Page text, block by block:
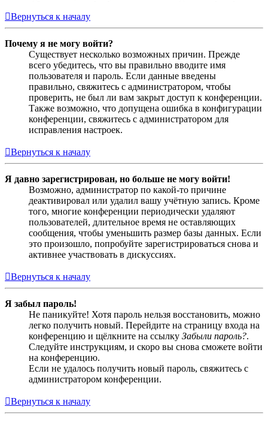
Вернуться к началу
Почему я не могу войти?
Существует несколько возможных причин. Прежде
всего убедитесь, что вы правильно вводите имя
пользователя и пароль. Если данные введены
правильно, свяжитесь с администратором, чтобы
проверить, не был ли вам закрыт доступ к конференции.
Также возможно, что допущена ошибка в конфигурации
конференции, свяжитесь с администратором для
исправления настроек.
Вернуться к началу
Я давно зарегистрирован, но больше не могу войти!
Возможно, администратор по какой-то причине
деактивировал или удалил вашу учётную запись. Кроме
того, многие конференции периодически удаляют
пользователей, длительное время не оставляющих
сообщения, чтобы уменьшить размер базы данных. Если
это произошло, попробуйте зарегистрироваться снова и
активнее участвовать в дискуссиях.
Вернуться к началу
Я забыл пароль!
Не паникуйте! Хотя пароль нельзя восстановить, можно
легко получить новый. Перейдите на страницу входа на
конференцию и щёлкните на ссылку Забыли пароль?.
Следуйте инструкциям, и скоро вы снова сможете войти
на конференцию.
Если не удалось получить новый пароль, свяжитесь с
администратором конференции.
Вернуться к началу